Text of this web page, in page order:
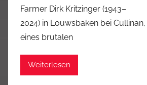
Farmer Dirk Kritzinger (1943–
2024) in Louwsbaken bei
eines brutalen
Weiterlesen